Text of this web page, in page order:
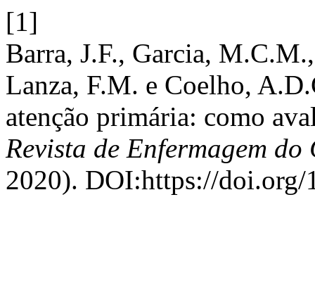
[1]
Barra, J.F., Garcia,
Lanza, F.M. e Coelho,
atenção primária: como
Revista de Enfermagem
2020). DOI:https://